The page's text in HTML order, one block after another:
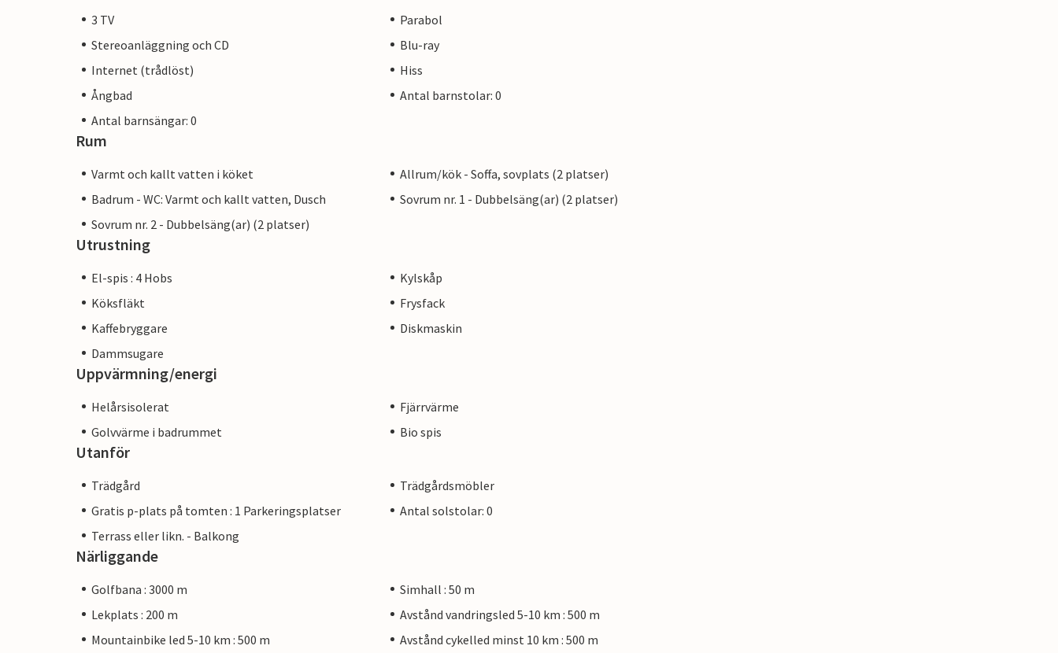
Båtturer och segelturer kan bokas direkt på plats. Andra Östersjöorter och
Hansastäderna Lübeck och Hamburg ligger också inom räckhåll för en utflykt.
3 TV
Parabol
Stereoanläggning och CD
Blu-ray
Internet (trådlöst)
Hiss
Ångbad
Antal barnstolar: 0
Antal barnsängar: 0
Rum
Varmt och kallt vatten i köket
Allrum/kök - Soffa, sovplats (2 platser)
Badrum - WC: Varmt och kallt vatten, Dusch
Sovrum nr. 1 - Dubbelsäng(ar) (2 platser)
Sovrum nr. 2 - Dubbelsäng(ar) (2 platser)
Utrustning
El-spis : 4 Hobs
Kylskåp
Köksfläkt
Frysfack
Kaffebryggare
Diskmaskin
Dammsugare
Uppvärmning/energi
Helårsisolerat
Fjärrvärme
Golvvärme i badrummet
Bio spis
Utanför
Trädgård
Trädgårdsmöbler
Gratis p-plats på tomten : 1 Parkeringsplatser
Antal solstolar: 0
Terrass eller likn. - Balkong
Närliggande
Golfbana : 3000 m
Simhall : 50 m
Lekplats : 200 m
Avstånd vandringsled 5-10 km : 500 m
Mountainbike led 5-10 km : 500 m
Avstånd cykelled minst 10 km : 500 m